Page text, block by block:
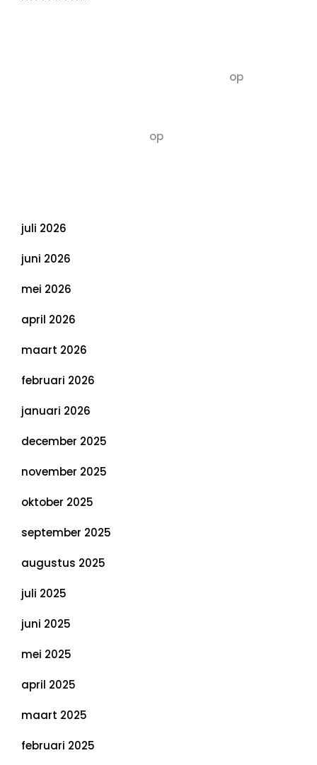
op
op
juli 2026
juni 2026
mei 2026
april 2026
maart 2026
februari 2026
januari 2026
december 2025
november 2025
oktober 2025
september 2025
augustus 2025
juli 2025
juni 2025
mei 2025
april 2025
maart 2025
februari 2025